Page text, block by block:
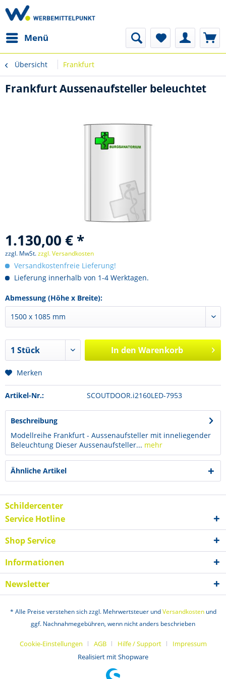
Menü
Übersicht Frankfurt
Frankfurt Aussenaufsteller beleuchtet
1.130,00 € *
zzgl. MwSt.zzgl. Versandkosten
Versandkostenfreie Lieferung!
Lieferung innerhalb von 1-4 Werktagen.
Abmessung (Höhe x Breite):
In den Warenkorb
Merken
Artikel-Nr.: SCOUTDOOR.i2160LED-7953
Beschreibung
Modellreihe Frankfurt - Aussenaufsteller mit inneliegender
Beleuchtung Dieser Aussenaufsteller... mehr
Ähnliche Artikel
Schildercenter
Service Hotline
Shop Service
Informationen
Newsletter
* Alle Preise verstehen sich zzgl. Mehrwertsteuer undVersandkostenund
ggf. Nachnahmegebühren, wenn nicht anders beschrieben
Cookie-Einstellungen AGB Hilfe / Support
Impressum
Realisiert mit Shopware